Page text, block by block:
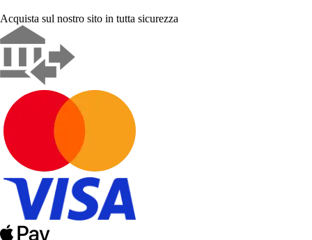
Acquista sul nostro sito in tutta sicurezza